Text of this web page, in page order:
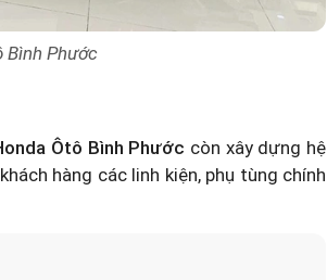
Bình Phước
Ôtô Bình Phước còn xây dựng hệ
hàng các linh kiện, phụ tùng chính